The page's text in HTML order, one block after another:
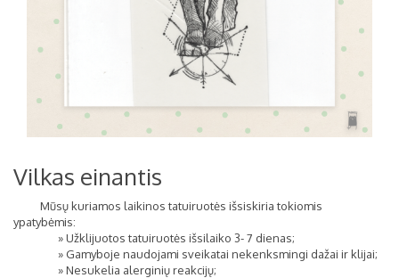
Vilkas einantis
Mūsų kuriamos laikinos tatuiruotės išsiskiria tokiomis
ypatybėmis:
» Užklijuotostatuiruotės išsilaiko 3- 7 dienas;
» Gamyboje naudojami sveikatai nekenksmingi dažai ir klijai;
» Nesukelia alerginių reakcijų;